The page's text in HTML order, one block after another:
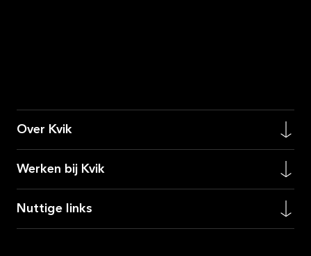
Over Kvik
Werken bij Kvik
Nuttige links